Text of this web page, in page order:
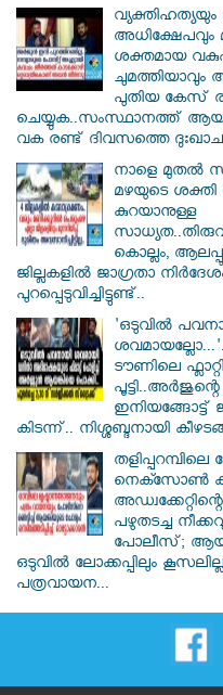
അധിക്ഷേപവും
ശക്തമായ
ചുമത്തിയാവും
പുതിയ കേസ്
ചെയ്യുക..സംസ്ഥാനത്ത്
വക രണ്ട് ദിവസത്തെ
നാളെ മുതൽ
മഴയുടെ ശക്തി
കുറയാനുള്ള
കൊല്ലം,
ജില്ലകളിൽ ജാഗ്രതാ
പുറപ്പെടുവിച്ചിട്ടുണ്ട്..
'ഒടുവിൽ
ടൗണിലെ
ഇനിയങ്ങോട്ട്
കിടന്ന്.. നിശ്ശബ്ദനായി
നെക്സോൺ
പഴുതടച്ച
പോലീസ്;
ഒടുവിൽ ലോക്കപ്പിലും
പത്രവായന...